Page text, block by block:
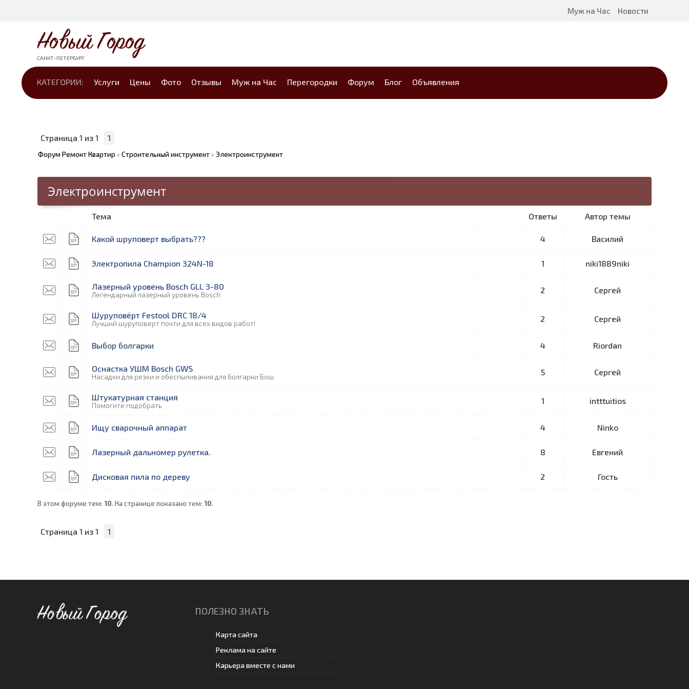
Муж на Час Новости
Новый Город
САНКТ-ПЕТЕРБУРГ
КАТЕГОРИИ: Услуги Цены Фото Отзывы Муж на Час Перегородки Форум Блог Объявления
Страница 1 из 1 1
Форум Ремонт Квартир »Строительный инструмент»Электроинструмент
Электроинструмент
Тема Ответы Автор темы
Какой шруповерт выбрать??? 4 Василий
Электропила Champion 324N-18 1 niki1889niki
Лазерный уровень Bosch GLL 3-80
Легендарный лазерный уровень Bosch 2 Сергей
Шуруповёрт Festool DRC 18/4
Лучший шуруповерт почти для всех видов работ! 2 Сергей
Выбор болгарки 4 Riordan
Оснастка УШМ Bosch GWS
Насадки для резки и обеспыливания для болгарки Бош 5 Сергей
Штукатурная станция
Помогите подобрать 1 intttuitios
Ищу сварочный аппарат 4 Ninko
Лазерный дальномер рулетка. 8 Евгений
Дисковая пила по дереву 2 Гость
В этом форуме тем: 10. На странице показано тем: 10.
Страница 1 из 1 1
Новый Город ПОЛЕЗНО ЗНАТЬ
Карта сайта
Реклама на сайте
Карьера вместе с нами